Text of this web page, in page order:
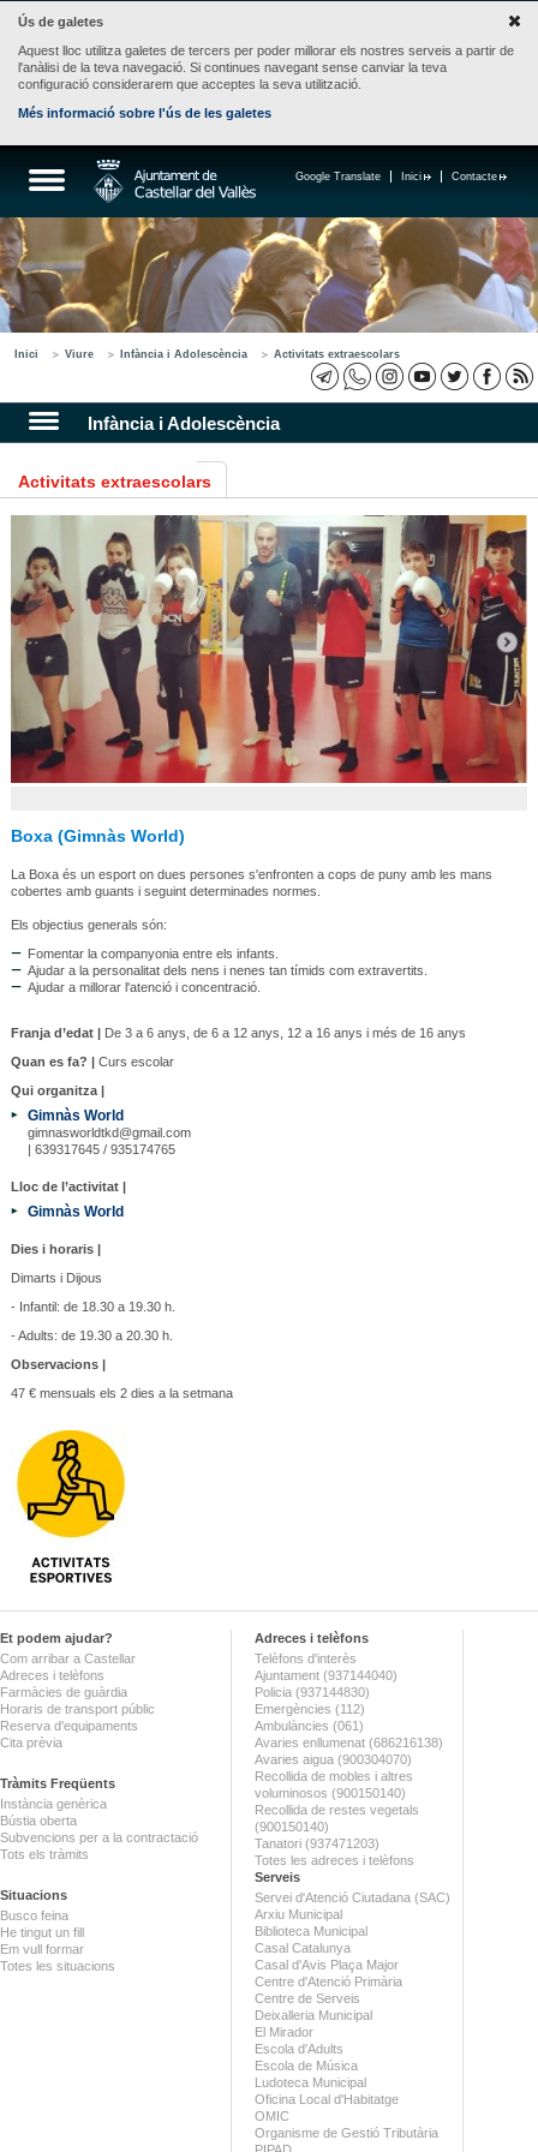
Ús de galetes
Aquest lloc utilitza galetes de tercers per poder millorar els nostres serveis a partir de
l'anàlisi de la teva navegació. Si continues navegant sense canviar la teva
configuració considerarem que acceptes la seva utilització.
Més informació sobre l'ús de les galetes
Contacte
Inici
Google Translate
Inici Viure Infància i Adolescència Activitats extraescolars
Infància i Adolescència
Activitats extraescolars
Boxa (Gimnàs World)
La Boxa és un esport on dues persones s'enfronten a cops de puny amb les mans
cobertes amb guants i seguint determinades normes.
Els objectius generals són:
Fomentar la companyonia entre els infants.
Ajudar a la personalitat dels nens i nenes tan tímids com extravertits.
Ajudar a millorar l'atenció i concentració.
Franja d’edat |De 3 a 6 anys, de 6 a 12 anys, 12 a 16 anys i més de 16 anys
Quan es fa? |Curs escolar
Qui organitza |
Gimnàs World
gimnasworldtkd@gmail.com
| 639317645 / 935174765
Lloc de l’activitat |
Gimnàs World
Dies i horaris |
Dimarts i Dijous
- Infantil: de 18.30 a 19.30 h.
- Adults: de 19.30 a 20.30 h.
Observacions |
47 € mensuals els 2 dies a la setmana
Et podem ajudar?
Com arribar a Castellar
Adreces i telèfons
Farmàcies de guàrdia
Horaris de transport públic
Reserva d'equipaments
Cita prèvia
Tràmits Freqüents
Instància genèrica
Bústia oberta
Subvencions per a la contractació
Tots els tràmits
Situacions
Busco feina
He tingut un fill
Em vull formar
Totes les situacions
Adreces i telèfons
Telèfons d'interès
Ajuntament (937144040)
Policia (937144830)
Emergències (112)
Ambulàncies (061)
Avaries enllumenat (686216138)
Avaries aigua (900304070)
Recollida de mobles i altres
voluminosos (900150140)
Recollida de restes vegetals
(900150140)
Tanatori (937471203)
Totes les adreces i telèfons
Serveis
Servei d'Atenció Ciutadana (SAC)
Arxiu Municipal
Biblioteca Municipal
Casal Catalunya
Casal d'Avis Plaça Major
Centre d'Atenció Primària
Centre de Serveis
Deixalleria Municipal
El Mirador
Escola d'Adults
Escola de Música
Ludoteca Municipal
Oficina Local d'Habitatge
OMIC
Organisme de Gestió Tributària